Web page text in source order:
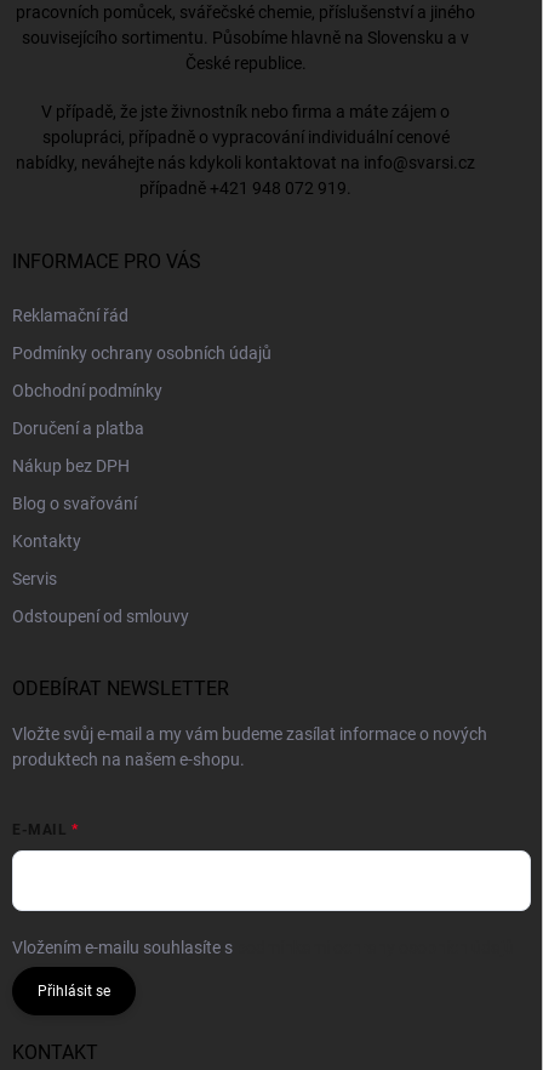
pracovních pomůcek, svářečské chemie, příslušenství a jiného
souvisejícího sortimentu. Působíme hlavně na Slovensku a v
České republice.
V případě, že jste živnostník nebo firma a máte zájem o
spolupráci, případně o vypracování individuální cenové
nabídky, neváhejte nás kdykoli kontaktovat na info@svarsi.cz
případně +421 948 072 919
INFORMACE PRO VÁS
Reklamační řád
Podmínky ochrany osobních údajů
Obchodní podmínky
Doručení a platba
Nákup bez DPH
Blog o svařování
Kontakty
Servis
Odstoupení od smlouvy
ODEBÍRAT NEWSLETTER
Vložte svůj e-mail a my vám budeme zasílat informace o nových
produktech na našem e-shopu.
E-MAIL
Vložením e-mailu souhlasíte s
Přihlásit se
KONTAKT